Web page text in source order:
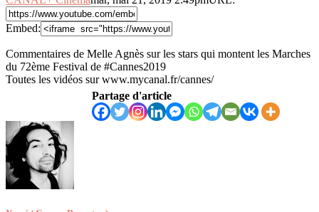
Embed:
Commentaires de Melle Agnès sur les stars qui montent les Marches
du 72ème Festival de #Cannes2019
Toutes les vidéos sur www.mycanal.fr/cannes/
Partage d'article